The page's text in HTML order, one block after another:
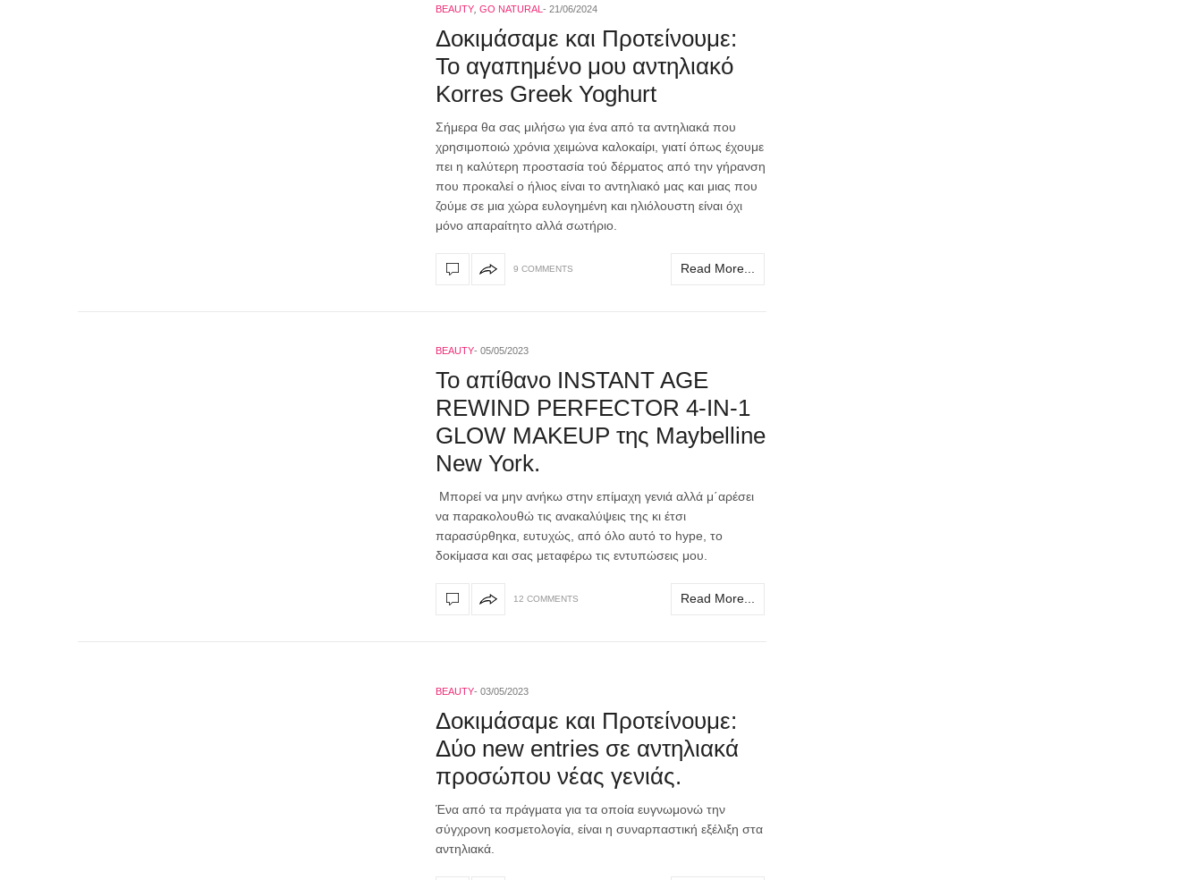
BEAUTY GO NATURAL 21/06/2024
Δοκιμάσαμε και Προτείνουμε:
To αγαπημένο μου αντηλιακό
Korres Greek Yoghurt
Σήμερα θα σας μιλήσω για ένα από τα αντηλιακά που
χρησιμοποιώ χρόνια χειμώνα καλοκαίρι, γιατί όπως έχουμε
πει η καλύτερη προστασία τού δέρματος από την γήρανση
που προκαλεί ο ήλιος είναι το αντηλιακό μας και μιας που
ζούμε σε μια χώρα ευλογημένη και ηλιόλουστη είναι όχι
μόνο απαραίτητο αλλά σωτήριο.
9 COMMENTS Read More...
BEAUTY 05/05/2023
Το απίθανο INSTANT AGE
REWIND PERFECTOR 4-IN-1
GLOW MAKEUP της Maybelline
New York.
Μπορεί να μην ανήκω στην επίμαχη γενιά αλλά μ΄αρέσει
να παρακολουθώ τις ανακαλύψεις της κι έτσι
παρασύρθηκα, ευτυχώς, από όλο αυτό το hype, το
δοκίμασα και σας μεταφέρω τις εντυπώσεις μου.
12 COMMENTS Read More...
BEAUTY 03/05/2023
Δοκιμάσαμε και Προτείνουμε:
Δύο new entries σε αντηλιακά
προσώπου νέας γενιάς.
Ένα από τα πράγματα για τα οποία ευγνωμονώ την
σύγχρονη κοσμετολογία, είναι η συναρπαστική εξέλιξη στα
αντηλιακά.